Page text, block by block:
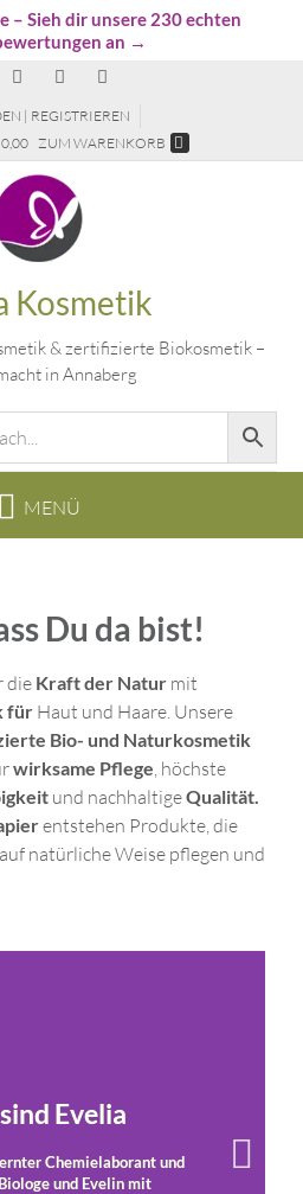
– Sieh dir unsere 230 echten
an →
| REGISTRIEREN
ZUM WARENKORB
Kosmetik
& zertifizierte Biokosmetik –
in Annaberg
Du da bist!
die Kraft der Natur mit
für Haut und Haare. Unsere
Bio- und Naturkosmetik
wirksame Pflege, höchste
und nachhaltigeQualität.
entstehen Produkte, die
auf natürliche Weise pflegen und
Evelia
Chemielaborant und
und Evelin mit